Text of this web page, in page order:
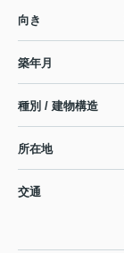
向き
築年月
種別 / 建物構造
所在地
交通